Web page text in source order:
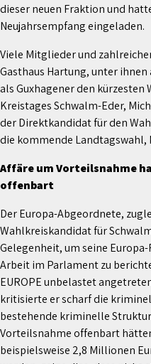
dieser neuen Fraktion und
Neujahrsempfang eingeladen.
Viele Mitglieder und
Gasthaus Hartung, unter
als Guxhagener den kürzesten
Kreistages Schwalm-Eder,
der Direktkandidat für den
die kommende Landtagswahl,
Affäre um Vorteilsnahme
offenbart
Der Europa-Abgeordnete,
Wahlkreiskandidat für
Gelegenheit, um seine
Arbeit im Parlament zu
EUROPE unbelastet
kritisierte er scharf die
bestehende kriminelle
Vorteilsnahme offenbart
beispielsweise 2,8 Millionen